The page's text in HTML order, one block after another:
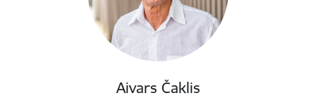
Aivars Čaklis